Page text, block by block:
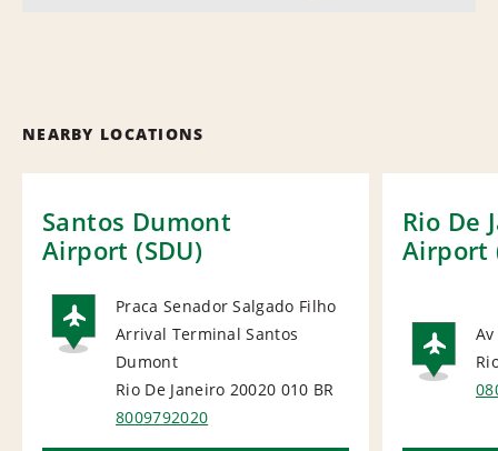
NEARBY LOCATIONS
Santos Dumont
Airport (SDU)
AIRPORT
Praca Senador Salgado Filho
Arrival Terminal Santos
Dumont
Rio De Janeiro 20020 010 BR
8009792020
Rio De
Airport